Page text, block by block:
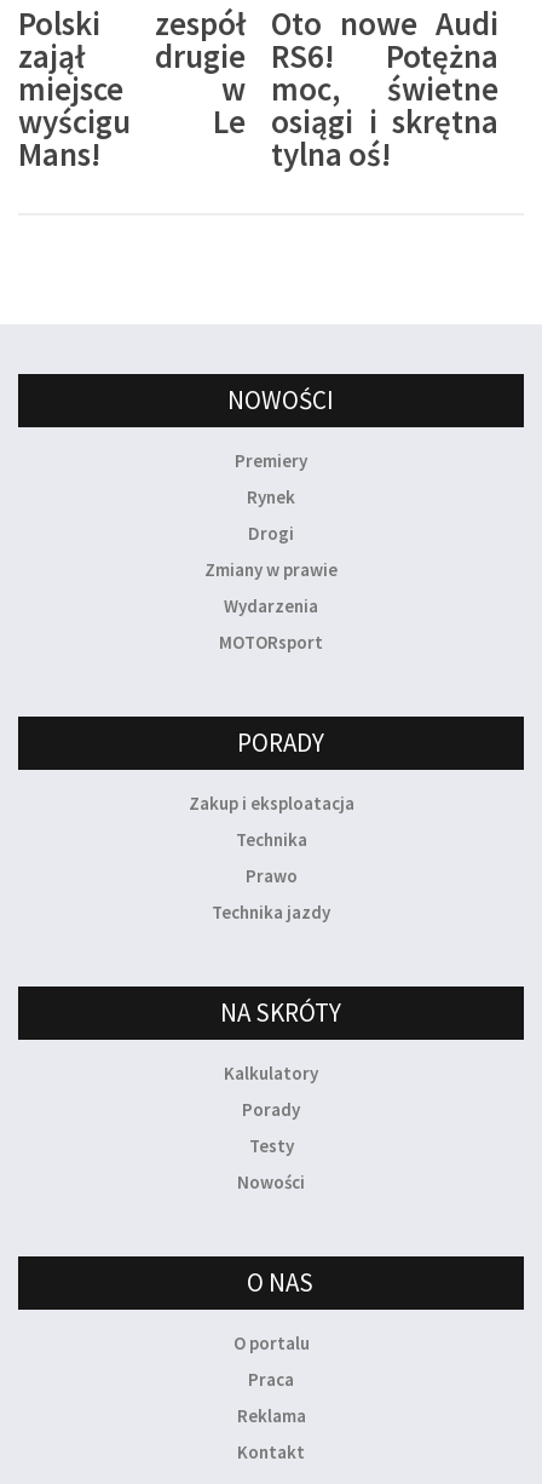
Polski zespół
zajął drugie
miejsce w
wyścigu Le
Mans!
Oto nowe Audi
RS6! Potężna
moc, świetne
osiągi i skrętna
tylna oś!
NOWOŚCI
Premiery
Rynek
Drogi
Zmiany w prawie
Wydarzenia
MOTORsport
PORADY
Zakup i eksploatacja
Technika
Prawo
Technika jazdy
NA SKRÓTY
Kalkulatory
Porady
Testy
Nowości
O NAS
O portalu
Praca
Reklama
Kontakt